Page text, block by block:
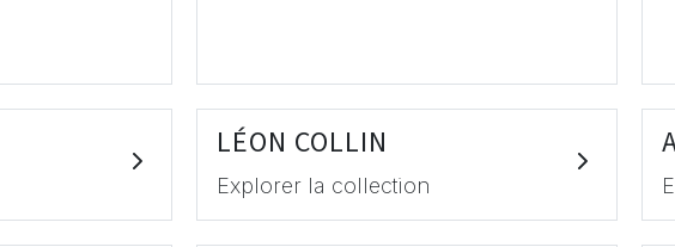
LÉON COLLIN
Explorer la collection